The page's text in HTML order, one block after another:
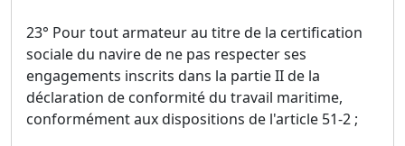
23° Pour tout armateur au titre de la certification
sociale du navire de ne pas respecter ses
engagements inscrits dans la partie II de la
déclaration de conformité du travail maritime,
conformément aux dispositions de l'article 51-2 ;